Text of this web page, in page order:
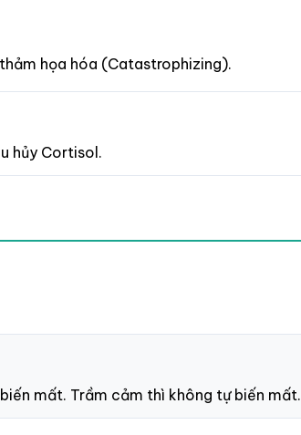
họa hóa (Catastrophizing).
hủy Cortisol.
mất. Trầm cảm thì không tự biến mất.